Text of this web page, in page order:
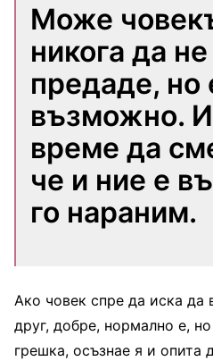
Може
никога да
предаде, но
възможно.
време да
че и ние е
го нараним.
Ако човек спре да иска да
друг, добре, нормално е,
грешка, осъзнае я и опита